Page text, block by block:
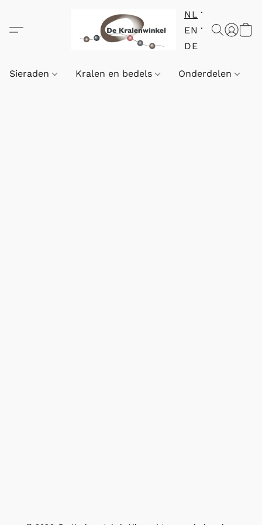
NL
EN
DE
Sieraden Kralen en bedels Onderdelen